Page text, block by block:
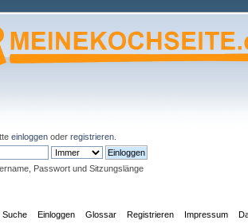
einloggenoder registrieren.
Passwort und Sitzungslänge
Suche Einloggen Glossar Registrieren Impressum